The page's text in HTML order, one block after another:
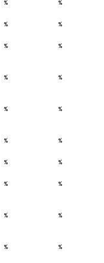
% %
% %
% %
% %
% %
% %
% %
% %
% %
% %